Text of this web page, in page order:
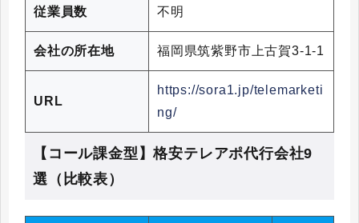
従業員数 不明
会社の所在地 福岡県筑紫野市上古賀3-1-1
URL
https://sora1.jp/telemarketi
ng/
【コール課金型】格安テレアポ代行会社9
選（比較表）